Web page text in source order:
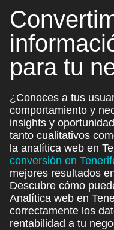
para tu
¿Conoces a tus
comportamiento y
insights y
tanto cualitativos
la analítica web en
conversión en
mejores resultados
Descubre cómo
Analítica web en
correctamente los
rentabilidad a tu